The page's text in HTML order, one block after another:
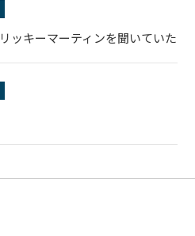
ッキーマーティンを聞いていた